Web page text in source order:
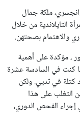
ملكة جمال
ملهمًا للمرأة التايلاندية من خلال
والاهتمام بصحتهن.
، مؤكدة على أهمية
كنت في السادسة عشرة
في ثديي. ولكن
التغلب على هذا
إجراء الفحص الدوري،